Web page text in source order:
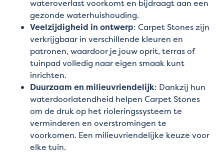
wateroverlast voorkomt en bijdraagt aan een
gezonde waterhuishouding.
Veelzijdigheid in ontwerp: Carpet Stones zijn
verkrijgbaar in verschillende kleuren en
patronen, waardoor je jouw oprit, terras of
tuinpad volledig naar eigen smaak kunt
inrichten.
Duurzaam en milieuvriendelijk: Dankzij hun
waterdoorlatendheid helpen Carpet Stones
om de druk op het rioleringssysteem te
verminderen en overstromingen te
voorkomen. Een milieuvriendelijke keuze voor
elke tuin.